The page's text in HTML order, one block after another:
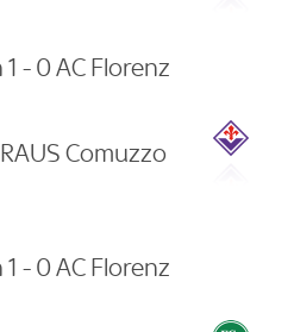
1 - 0 AC Florenz
Comuzzo
1 - 0 AC Florenz